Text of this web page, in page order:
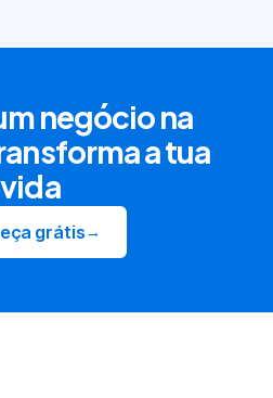
negócio na
a tua
vida
grátis→